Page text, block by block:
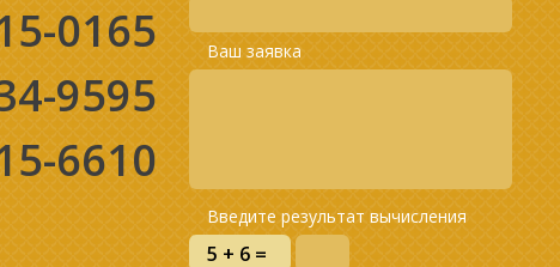
0165
9595
6610
Ваш заявка
Введите результат вычисления